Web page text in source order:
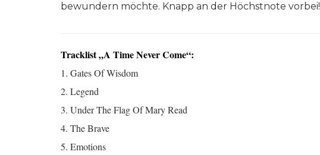
bewundern möchte. Knapp an der Höchstnote vorbei!
Tracklist „A Time Never Come“:
1. Gates Of Wisdom
2. Legend
3. Under The Flag Of Mary Read
4. The Brave
5. Emotions